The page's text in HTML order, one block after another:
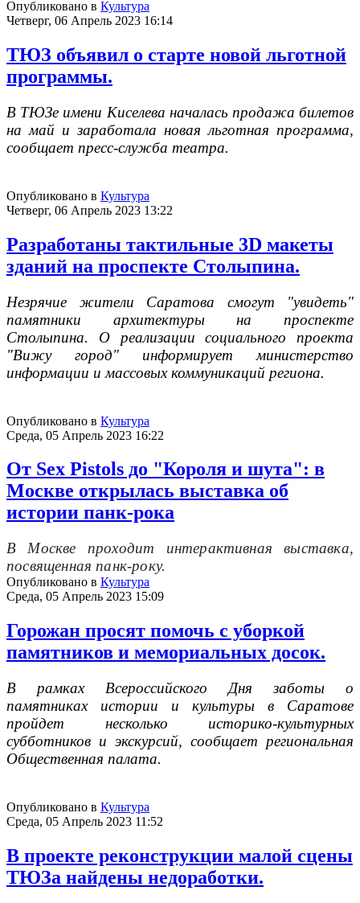
Опубликовано в Культура
Четверг, 06 Апрель 2023 16:14
ТЮЗ объявил о старте новой льготной
программы.
В ТЮЗе имени Киселева началась продажа билетов
на май и заработала новая льготная программа,
сообщает пресс-служба театра.
Опубликовано в Культура
Четверг, 06 Апрель 2023 13:22
Разработаны тактильные 3D макеты
зданий на проспекте Столыпина.
Незрячие жители Саратова смогут "увидеть"
памятники архитектуры на проспекте
Столыпина. О реализации социального проекта
"Вижу город" информирует министерство
информации и массовых коммуникаций региона.
Опубликовано в Культура
Среда, 05 Апрель 2023 16:22
От Sex Pistols до "Короля и шута": в
Москве открылась выставка об
истории панк-рока
В Москве проходит интерактивная выставка,
посвященная панк-року.
Опубликовано в Культура
Среда, 05 Апрель 2023 15:09
Горожан просят помочь с уборкой
памятников и мемориальных досок.
В рамках Всероссийского Дня заботы о
памятниках истории и культуры в Саратове
пройдет несколько историко-культурных
субботников и экскурсий, сообщает региональная
Общественная палата.
Опубликовано в Культура
Среда, 05 Апрель 2023 11:52
В проекте реконструкции малой сцены
ТЮЗа найдены недоработки.